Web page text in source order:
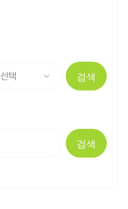
검색
검색